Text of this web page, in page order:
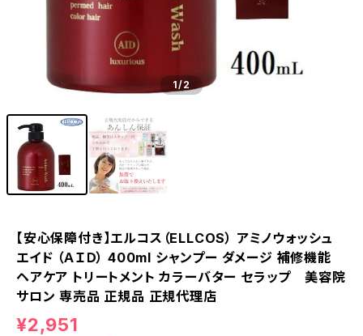
1/2
【安心保障付き】エルコス（ELLCOS） アミノウォッシュ
エイド （ＡＩＤ） 400ml シャンプー ダメージ 補修機能
ヘアケア トリートメント カラーバター セラップ 美容院
サロン 専売品 正規品 正規代理店
¥2,951